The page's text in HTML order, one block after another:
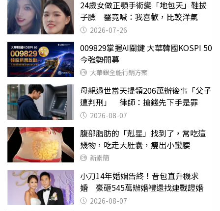
24歲女做正顎手術變「地包天」鞋拔
子臉 醫竟喊：我喜歡，比較洋氣
2026-07-26
009829掌握AI關鍵 大華韓國KOSPI 50
今強勢開募
大華銀全能行銷方案
母親過世當天提領206萬辦後事「父子
遭判刑」 律師：搶錢先下手是罪
2026-08-07
腹部脂肪的「剋星」找到了，常吃這
幾物，吃走大肚囊，瘦出小蠻腰
新素簡
小刀14年婚姻告終！昔包直升機求
婚 豪砸545萬辦婚禮還找連戰證婚
2026-08-07